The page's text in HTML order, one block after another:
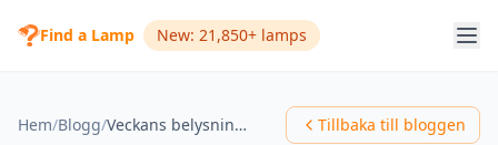
Find a Lamp New: 21,850+ lamps
Hem/Blogg/ Veckans belysning: Trendexplosion 2026 och biologiska rytmer Tillbaka till bloggen